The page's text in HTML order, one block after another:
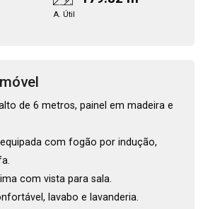
A. Útil
de 6 metros, painel em madeira e
com fogão por indução,
com vista para sala.
lavabo e lavanderia.